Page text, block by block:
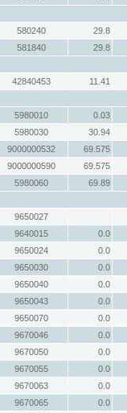
580240
29.8
581840
29.8
42840453
11.41
5980010
0.03
5980030
30.94
9000000532
69.575
9000000590
69.575
5980060
69.89
9650027
9640015
0.0
9650024
0.0
9650030
0.0
9650040
0.0
9650043
0.0
9650070
0.0
9670046
0.0
9670050
0.0
9670055
0.0
9670063
0.0
9670065
0.0